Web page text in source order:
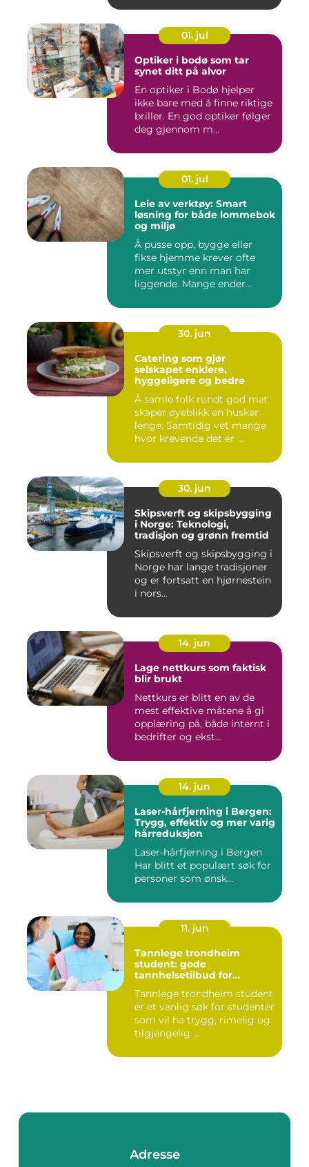
01. jul
Optiker i bodø som tar
synet ditt på alvor
En optiker i Bodø hjelper
ikke bare med å finne riktige
briller. En god optiker følger
deg gjennom m...
01. jul
Leie av verktøy: Smart
løsning for både lommebok
og miljø
Å pusse opp, bygge eller
fikse hjemme krever ofte
mer utstyr enn man har
liggende. Mange ender...
30. jun
Catering som gjør
selskapet enklere,
hyggeligere og bedre
Å samle folk rundt god mat
skaper øyeblikk en husker
lenge. Samtidig vet mange
hvor krevende det er ...
30. jun
Skipsverft og skipsbygging
i Norge: Teknologi,
tradisjon og grønn fremtid
Skipsverft og skipsbygging i
Norge har lange tradisjoner
og er fortsatt en hjørnestein
i nors...
14. jun
Lage nettkurs som faktisk
blir brukt
Nettkurs er blitt en av de
mest effektive måtene å gi
opplæring på, både internt i
bedrifter og ekst...
14. jun
Laser-hårfjerning i Bergen:
Trygg, effektiv og mer varig
hårreduksjon
Laser-hårfjerning i Bergen
Har blitt et populært søk for
personer som ønsk...
11. jun
Tannlege trondheim
student: gode
tannhelsetilbud for
Tannlege trondheim student
er et vanlig søk for studenter
som vil ha trygg, rimelig og
tilgjengelig ...
Adresse